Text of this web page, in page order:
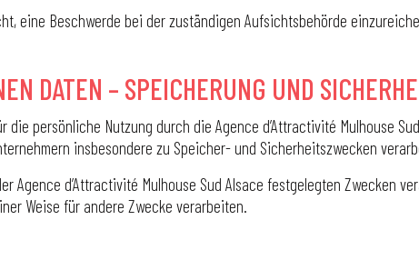
eine Beschwerde bei der zuständigen Aufsichtsbehörde
DATEN – SPEICHERUNG UND
persönliche Nutzung durch die Agence d’Attractivité Mulhouse
insbesondere zu Speicher- und Sicherheitszwecken
Agence d’Attractivité Mulhouse Sud Alsace festgelegten Zwecken
Weise für andere Zwecke verarbeiten.